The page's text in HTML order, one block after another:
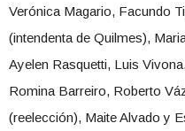
Verónica Magario, Facundo
(intendenta de Quilmes),
Ayelen Rasquetti, Luis
Romina Barreiro, Roberto
(reelección), Maite Alvado y